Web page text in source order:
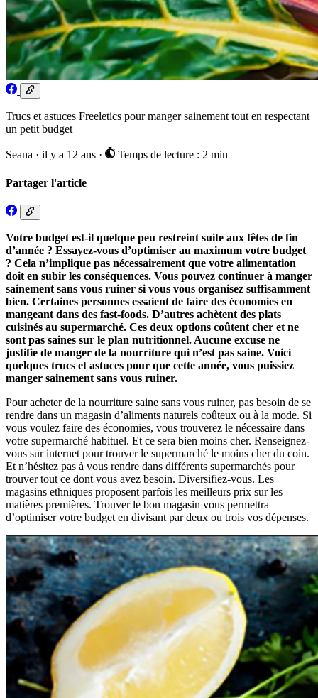
Trucs et astuces Freeletics pour manger sainement tout en respectant
un petit budget
Seana · il y a 12 ans · Temps de lecture : 2 min
Partager l'article
Votre budget est-il quelque peu restreint suite aux fêtes de fin
d’année ? Essayez-vous d’optimiser au maximum votre budget
? Cela n’implique pas nécessairement que votre alimentation
doit en subir les conséquences. Vous pouvez continuer à manger
sainement sans vous ruiner si vous vous organisez suffisamment
bien. Certaines personnes essaient de faire des économies en
mangeant dans des fast-foods. D’autres achètent des plats
cuisinés au supermarché. Ces deux options coûtent cher et ne
sont pas saines sur le plan nutritionnel. Aucune excuse ne
justifie de manger de la nourriture qui n’est pas saine. Voici
quelques trucs et astuces pour que cette année, vous puissiez
manger sainement sans vous ruiner.
Pour acheter de la nourriture saine sans vous ruiner, pas besoin de se
rendre dans un magasin d’aliments naturels coûteux ou à la mode. Si
vous voulez faire des économies, vous trouverez le nécessaire dans
votre supermarché habituel. Et ce sera bien moins cher. Renseignez-
vous sur internet pour trouver le supermarché le moins cher du coin.
Et n’hésitez pas à vous rendre dans différents supermarchés pour
trouver tout ce dont vous avez besoin. Diversifiez-vous. Les
magasins ethniques proposent parfois les meilleurs prix sur les
matières premières. Trouver le bon magasin vous permettra
d’optimiser votre budget en divisant par deux ou trois vos dépenses.